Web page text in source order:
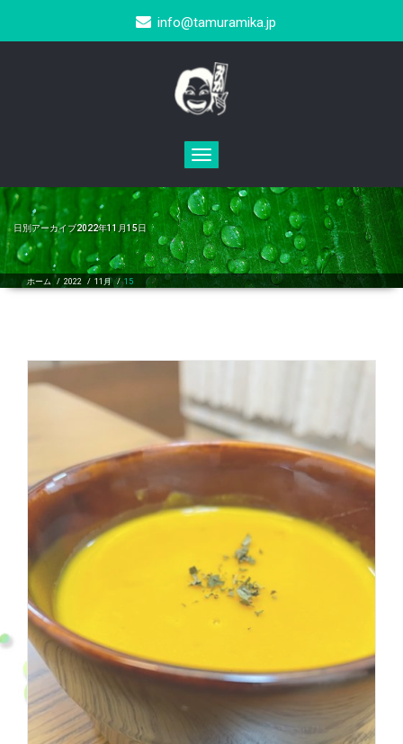
info@tamuramika.jp
Toggle
navigation
日別アーカイブ2022年11月15日
ホーム / 2022 / 11月/15